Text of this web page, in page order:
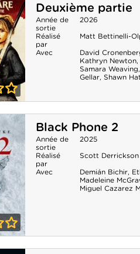
Deuxième partie
Année de
sortie
2026
Réalisé
par
Matt Bettinelli-
Avec
David
Kathryn Newton,
Samara Weaving,
Gellar, Shawn
Black Phone 2
2
Année de
sortie
2025
Réalisé
par
Scott Derrickson
Avec
Demián Bichir,
Madeleine
Miguel Cazarez